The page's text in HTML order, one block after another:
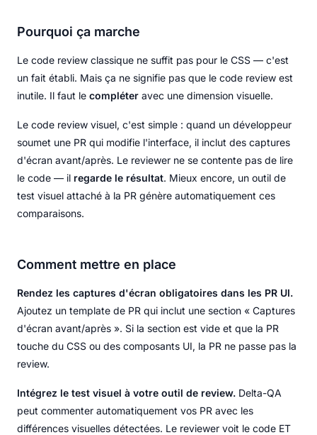
Pourquoi ça marche
Le code review classique ne suffit pas pour le CSS — c'est
un fait établi. Mais ça ne signifie pas que le code review est
inutile. Il faut le compléter avec une dimension visuelle.
Le code review visuel, c'est simple : quand un développeur
soumet une PR qui modifie l'interface, il inclut des captures
d'écran avant/après. Le reviewer ne se contente pas de lire
le code — il regarde le résultat. Mieux encore, un outil de
test visuel attaché à la PR génère automatiquement ces
comparaisons.
Comment mettre en place
Rendez les captures d'écran obligatoires dans les PR UI.
Ajoutez un template de PR qui inclut une section « Captures
d'écran avant/après ». Si la section est vide et que la PR
touche du CSS ou des composants UI, la PR ne passe pas la
review.
Intégrez le test visuel à votre outil de review. Delta-QA
peut commenter automatiquement vos PR avec les
différences visuelles détectées. Le reviewer voit le code ET